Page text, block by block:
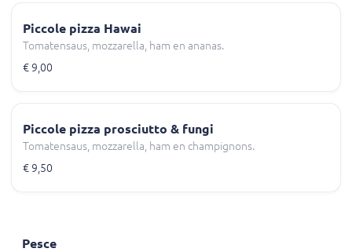
Piccole pizza Hawai
Tomatensaus, mozzarella, ham en ananas.
€ 9,00
Piccole pizza prosciutto & fungi
Tomatensaus, mozzarella, ham en champignons.
€ 9,50
Pesce